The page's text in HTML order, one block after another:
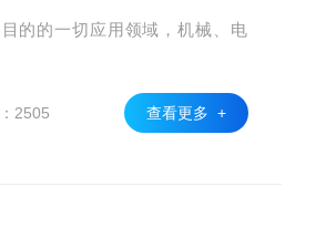
的的一切应用领域，机械、电
2505 查看更多 +